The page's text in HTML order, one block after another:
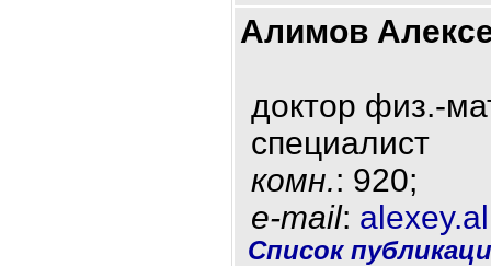
Алимов
доктор физ.-
специалист
комн.: 920;
e-mail:
Список